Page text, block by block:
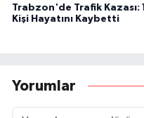
Trabzon'de Trafik Kazası: 1
Kişi Hayatını Kaybetti
Yorumlar